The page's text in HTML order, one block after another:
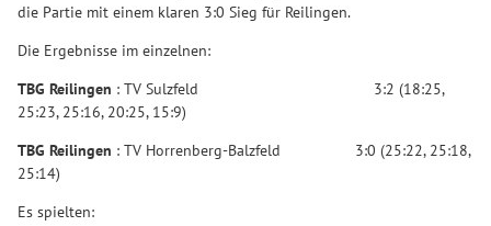
die Partie mit einem klaren 3:0 Sieg für Reilingen.
Die Ergebnisse im einzelnen:
TBG Reilingen : TV Sulzfeld 3:2 (18:25,
25:23, 25:16, 20:25, 15:9)
TBG Reilingen : TV Horrenberg-Balzfeld 3:0 (25:22, 25:18,
25:14)
Es spielten: